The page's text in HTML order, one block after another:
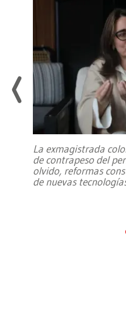
La exmagistrada
de contrapeso del
olvido, reformas
de nuevas